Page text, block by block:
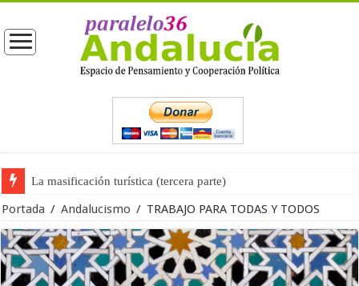
La masificación turística (tercera parte)
La opinión pública ante las próximas elecciones generales
Portada / Andalucismo / TRABAJO PARA TODAS Y TODOS